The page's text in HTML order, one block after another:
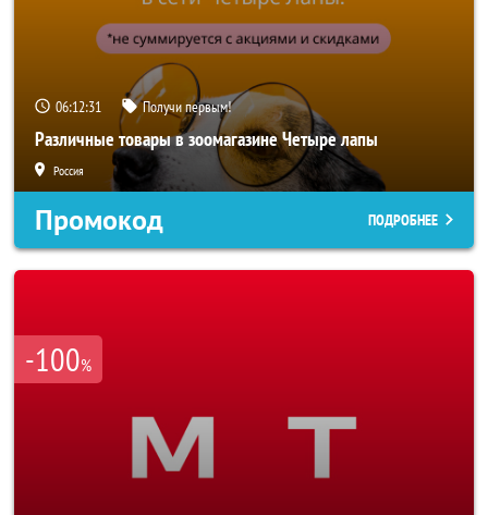
06:12:29 Получи первым!
Различные товары в зоомагазине Четыре лапы
Россия
Промокод ПОДРОБНЕЕ
-100%